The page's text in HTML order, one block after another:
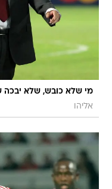
מי שלא כובש, שלא יבכה
אליהו